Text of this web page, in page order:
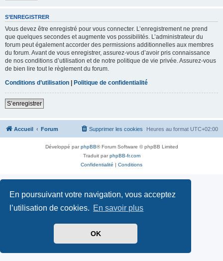
En poursuivant votre navigation, vous acceptez
l’utilisation de cookies. En savoir plus
OK
S’ENREGISTRER
Vous devez être enregistré pour vous connecter. L’enregistrement ne prend
que quelques secondes et augmente vos possibilités. L’administrateur du
forum peut également accorder des permissions additionnelles aux membres
du forum. Avant de vous enregistrer, assurez-vous d’avoir pris connaissance
de nos conditions d’utilisation et de notre politique de vie privée. Assurez-vous
de bien lire tout le règlement du forum.
Conditions d’utilisation | Politique de confidentialité
S’enregistrer
Accueil Forum Heures au format UTC+02:00
Supprimer les cookies
Développé parphpBB® Forum Software © phpBB Limited
Traduit parphpBB-fr.com
Confidentialité | Conditions